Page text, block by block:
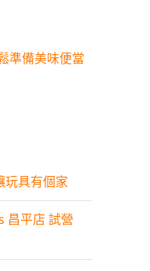
準備美味便當
玩具有個家
昌平店 試營